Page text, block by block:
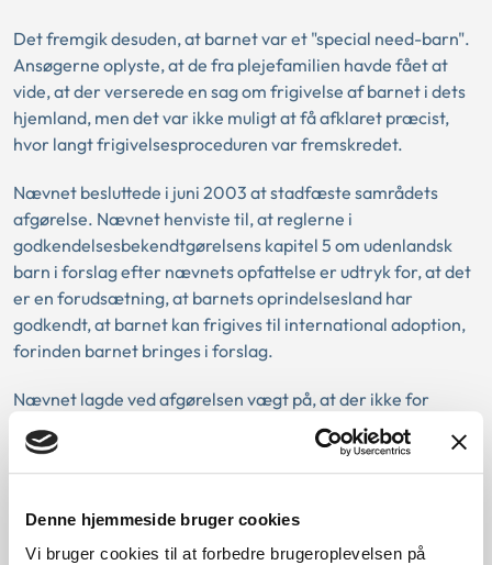
Denne hjemmeside bruger cookies
Vi bruger cookies til at forbedre brugeroplevelsen på
Det fremgik desuden, at barnet var et "special need-barn".
Ansøgerne oplyste, at de fra plejefamilien havde fået at
vide, at der verserede en sag om frigivelse af barnet i dets
hjemland, men det var ikke muligt at få afklaret præcist,
hvor langt frigivelsesproceduren var fremskredet.
Nævnet besluttede i juni 2003 at stadfæste samrådets
afgørelse. Nævnet henviste til, at reglerne i
godkendelsesbekendtgørelsens kapitel 5 om udenlandsk
barn i forslag efter nævnets opfattelse er udtryk for, at det
er en forudsætning, at barnets oprindelsesland har
godkendt, at barnet kan frigives til international adoption,
forinden barnet bringes i forslag.
Nævnet lagde ved afgørelsen vægt på, at der ikke for
nærværende forelå dokumentation for, at barnet af
oprindelseslandets adoptionsmyndigheder var frigivet til
adoption, og nævnet fandt herefter ikke, at der var
barnet.